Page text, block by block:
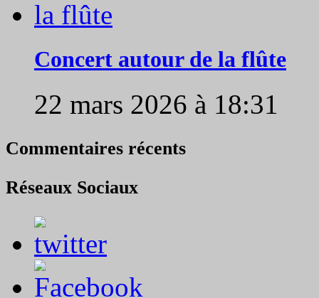
Concert autour de la flûte
22 mars 2026 à 18:31
Commentaires récents
Réseaux Sociaux